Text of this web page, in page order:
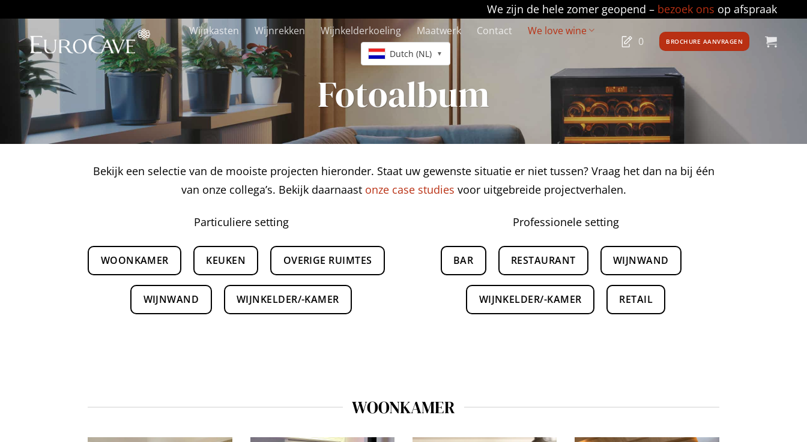
naar
inhoud
We zijn de hele zomer geopend – bezoek ons op afspraak
Wijnkasten Wijnrekken Wijnkelderkoeling Maatwerk Contact We love wine
Dutch (NL) ▼
0 BROCHURE AANVRAGEN
Fotoalbum
Bekijk een selectie van de mooiste projecten hieronder. Staat uw gewenste situatie er niet tussen? Vraag het dan na bij één
van onze collega’s. Bekijk daarnaast onze case studies voor uitgebreide projectverhalen.
Particuliere setting
WOONKAMER KEUKEN OVERIGE RUIMTES
WIJNWAND WIJNKELDER/-KAMER
Professionele setting
BAR RESTAURANT WIJNWAND
WIJNKELDER/-KAMER RETAIL
WOONKAMER